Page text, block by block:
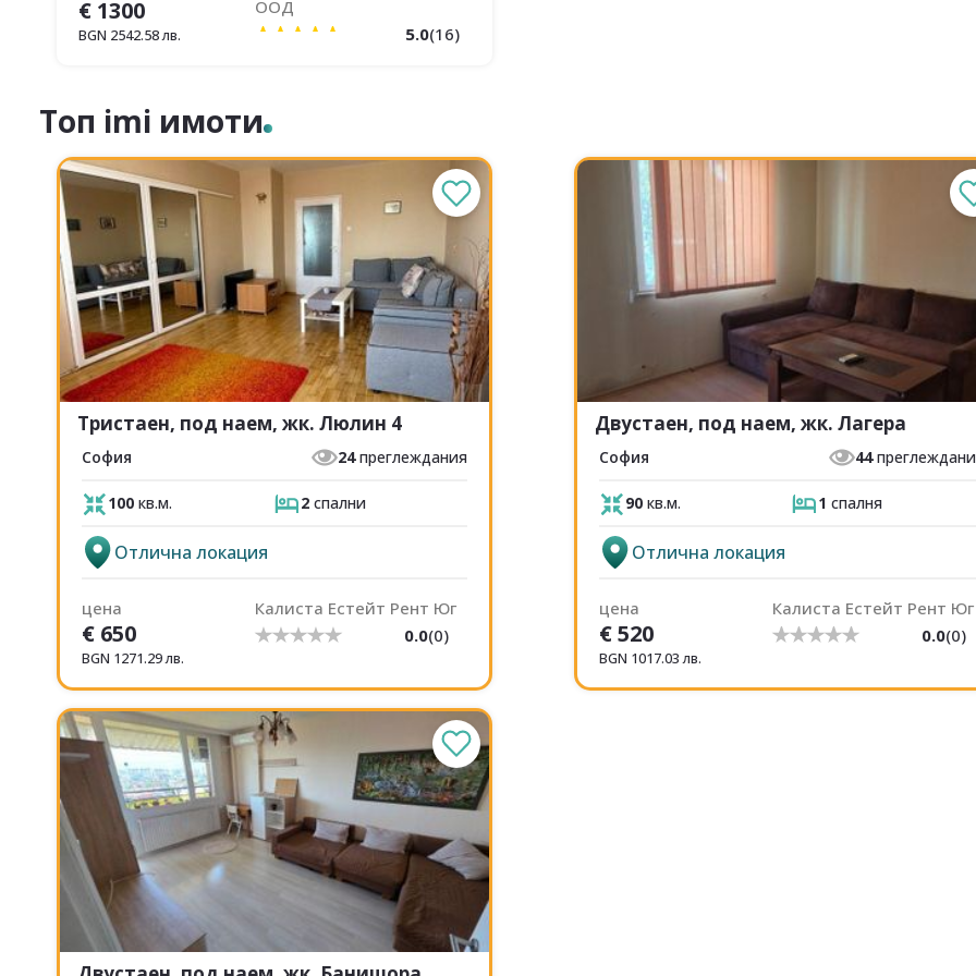
€ 1300
BGN 2542.58лв.
ООД
5.0(16)
Топ imi имоти
Тристаен, под наем, жк. Люлин 4
София 24 преглеждания
100 кв.м. 2 спални
Отлична локация
цена
€ 650
BGN 1271.29лв.
Калиста Естейт Рент Юг
0.0(0)
Двустаен, под наем, жк. Лагера
София 44
90 кв.м. 1 спалня
Отлична локация
цена
€520
BGN 1017.03лв.
Калиста Естейт Рент Юг
0.0(0)